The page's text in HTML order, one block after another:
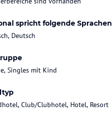
spricht folgende Sprachen
Deutsch
Singles mit Kind
Club/Clubhotel, Hotel, Resort